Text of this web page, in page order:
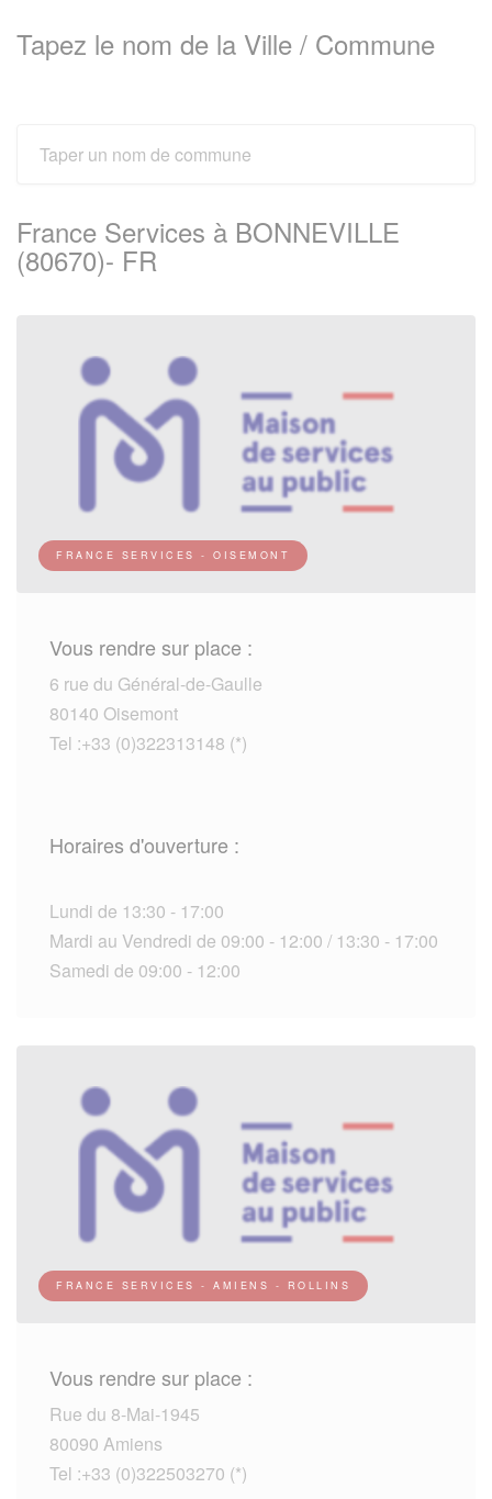
Tapez le nom de la Ville / Commune
France Services à BONNEVILLE
(80670)- FR
FRANCE SERVICES - OISEMONT
Vous rendre sur place :
6 rue du Général-de-Gaulle
80140 Oisemont
Tel :+33 (0)322313148 (*)
Horaires d'ouverture :
Lundi de 13:30 - 17:00
Mardi au Vendredi de 09:00 - 12:00 / 13:30 - 17:00
Samedi de 09:00 - 12:00
FRANCE SERVICES - AMIENS - ROLLINS
Vous rendre sur place :
Rue du 8-Mai-1945
80090 Amiens
Tel :+33 (0)322503270 (*)